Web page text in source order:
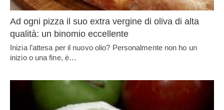
Ad ogni pizza il suo extra vergine di oliva di alta
qualità: un binomio eccellente
Inizia l’attesa per il nuovo olio? Personalmente non ho un
inizio o una fine, è…